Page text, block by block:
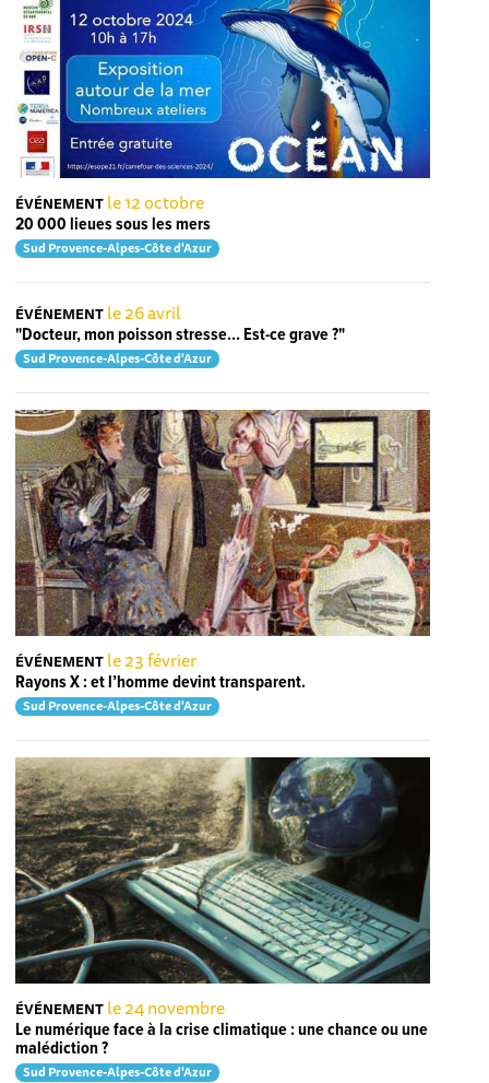
ÉVÉNEMENT le 12 octobre
20 000 lieues sous les mers
Sud Provence-Alpes-Côte d'Azur
ÉVÉNEMENT le 26 avril
"Docteur, mon poisson stresse… Est-ce grave ?"
Sud Provence-Alpes-Côte d'Azur
ÉVÉNEMENT le 23 février
Rayons X : et l’homme devint transparent.
Sud Provence-Alpes-Côte d'Azur
ÉVÉNEMENT le 24 novembre
Le numérique face à la crise climatique : une chance ou une
malédiction ?
Sud Provence-Alpes-Côte d'Azur